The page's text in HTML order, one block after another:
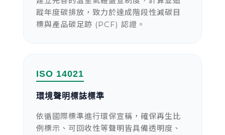
蹤年度碳排放，致力於達成階段性減碳目
標與產品碳足跡 (PCF) 認證。
ISO 14021
環境聲明標誌標準
依循國際標準進行環保宣稱，確保再生比
例標示、可回收性等聲明皆具備透明度、